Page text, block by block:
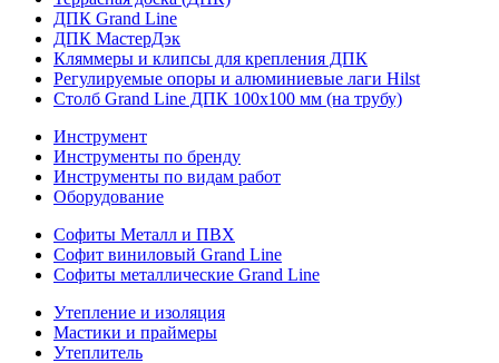
ДПК Grand Line
ДПК МастерДэк
Кляммеры и клипсы для крепления ДПК
Регулируемые опоры и алюминиевые лаги Hilst
Столб Grand Line ДПК 100х100 мм (на трубу)
Инструмент
Инструменты по бренду
Инструменты по видам работ
Оборудование
Софиты Металл и ПВХ
Софит виниловый Grand Line
Софиты металлические Grand Line
Утепление и изоляция
Мастики и праймеры
Утеплитель